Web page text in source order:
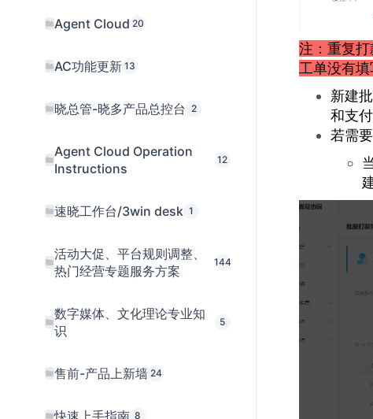
Agent Cloud 20
AC功能更新 13
晓总管-晓多产品总控台 2
Agent Cloud Operation
Instructions
12
速晓工作台/3win desk 1
活动大促、平台规则调整、
热门经营专题服务方案
144
数字媒体、文化理论专业知
识
5
售前-产品上新墙 24
8
注：重复
工单没有填
新建
和支
若需